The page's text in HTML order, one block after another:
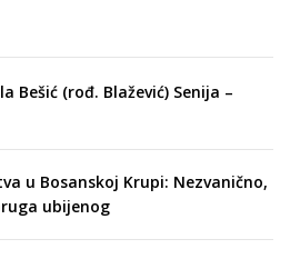
Bešić (rođ. Blažević) Senija –
u Bosanskoj Krupi: Nezvanično,
ubijenog